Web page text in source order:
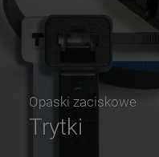
Opaski zaciskowe
Trytki